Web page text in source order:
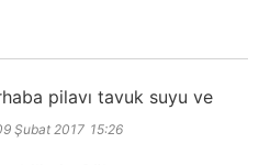
pilavı tavuk suyu ve
Şubat 2017 15:26